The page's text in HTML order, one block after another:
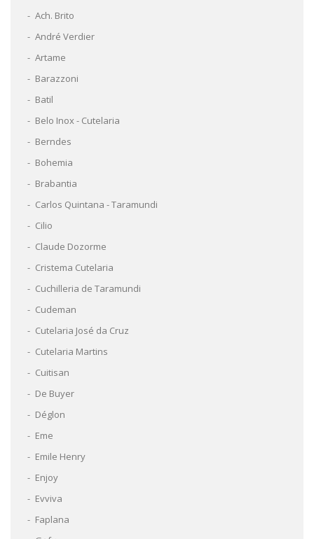
Ach. Brito
André Verdier
Artame
Barazzoni
Batil
Belo Inox - Cutelaria
Berndes
Bohemia
Brabantia
Carlos Quintana - Taramundi
Cilio
Claude Dozorme
Cristema Cutelaria
Cuchilleria de Taramundi
Cudeman
Cutelaria José da Cruz
Cutelaria Martins
Cuitisan
De Buyer
Déglon
Eme
Emile Henry
Enjoy
Evviva
Faplana